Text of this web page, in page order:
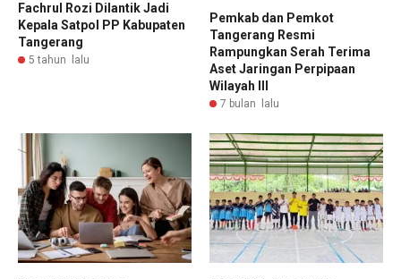
Fachrul Rozi Dilantik Jadi
Kepala Satpol PP Kabupaten
Tangerang
5 tahun lalu
Pemkab dan Pemkot
Tangerang Resmi
Rampungkan Serah Terima
Aset Jaringan Perpipaan
Wilayah III
7 bulan lalu